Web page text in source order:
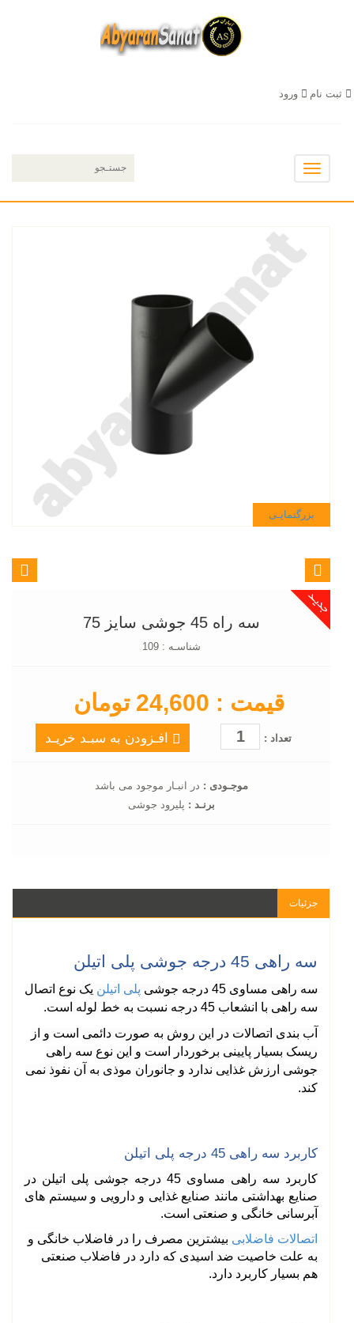
ثبت نام ورود
Toggle
بزرگنمایـی
سه راه 45 جوشی سایز 75
شناسـه : 109
قیمت : 24,600 تومان
تعداد : افـزودن به سبـد خریـد
موجـودی : در انبـار موجود می باشد
برنـد : پلیرود جوشی
جزئیات
سه راهی 45 درجه جوشی پلی اتیلن
سه راهی مساوی 45 درجه جوشی پلی اتیلن یک نوع اتصال
سه راهی با انشعاب 45 درجه نسبت به خط لوله است
.
آب بندی اتصالات در این روش به صورت دائمی است و از
ریسک بسیار پایینی برخوردار است و این نوع سه راهی
جوشی ارزش غذایی ندارد و جانوران موذی به آن نفوذ نمی
کند.
کاربرد سه راهی 45 درجه پلی اتیلن
کاربرد سه راهی مساوی 45 درجه جوشی پلی اتیلن در
صنایع بهداشتی مانند صنایع غذایی و دارویی و سیستم های
آبرسانی خانگی و صنعتی است.
اتصالات فاضلابی بیشترین مصرف را در فاضلاب خانگی و
به علت خاصیت ضد اسیدی که دارد در فاضلاب صنعتی
هم بسیار کاربرد دارد.